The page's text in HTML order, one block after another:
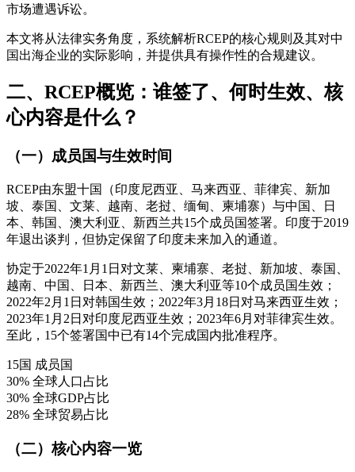
市场遭遇诉讼。
本文将从法律实务角度，系统解析RCEP的核心规则及其对中
国出海企业的实际影响，并提供具有操作性的合规建议。
二、RCEP概览：谁签了、何时生效、核
心内容是什么？
（一）成员国与生效时间
RCEP由东盟十国（印度尼西亚、马来西亚、菲律宾、新加
坡、泰国、文莱、越南、老挝、缅甸、柬埔寨）与中国、日
本、韩国、澳大利亚、新西兰共15个成员国签署。印度于2019
年退出谈判，但协定保留了印度未来加入的通道。
协定于2022年1月1日对文莱、柬埔寨、老挝、新加坡、泰国、
越南、中国、日本、新西兰、澳大利亚等10个成员国生效；
2022年2月1日对韩国生效；2022年3月18日对马来西亚生效；
2023年1月2日对印度尼西亚生效；2023年6月对菲律宾生效。
至此，15个签署国中已有14个完成国内批准程序。
15国 成员国
30% 全球人口占比
30% 全球GDP占比
28% 全球贸易占比
（二）核心内容一览